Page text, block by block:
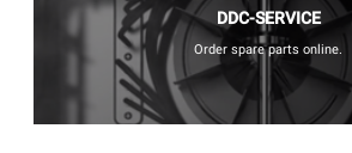
DDC-SERVICE
Order spare parts online.